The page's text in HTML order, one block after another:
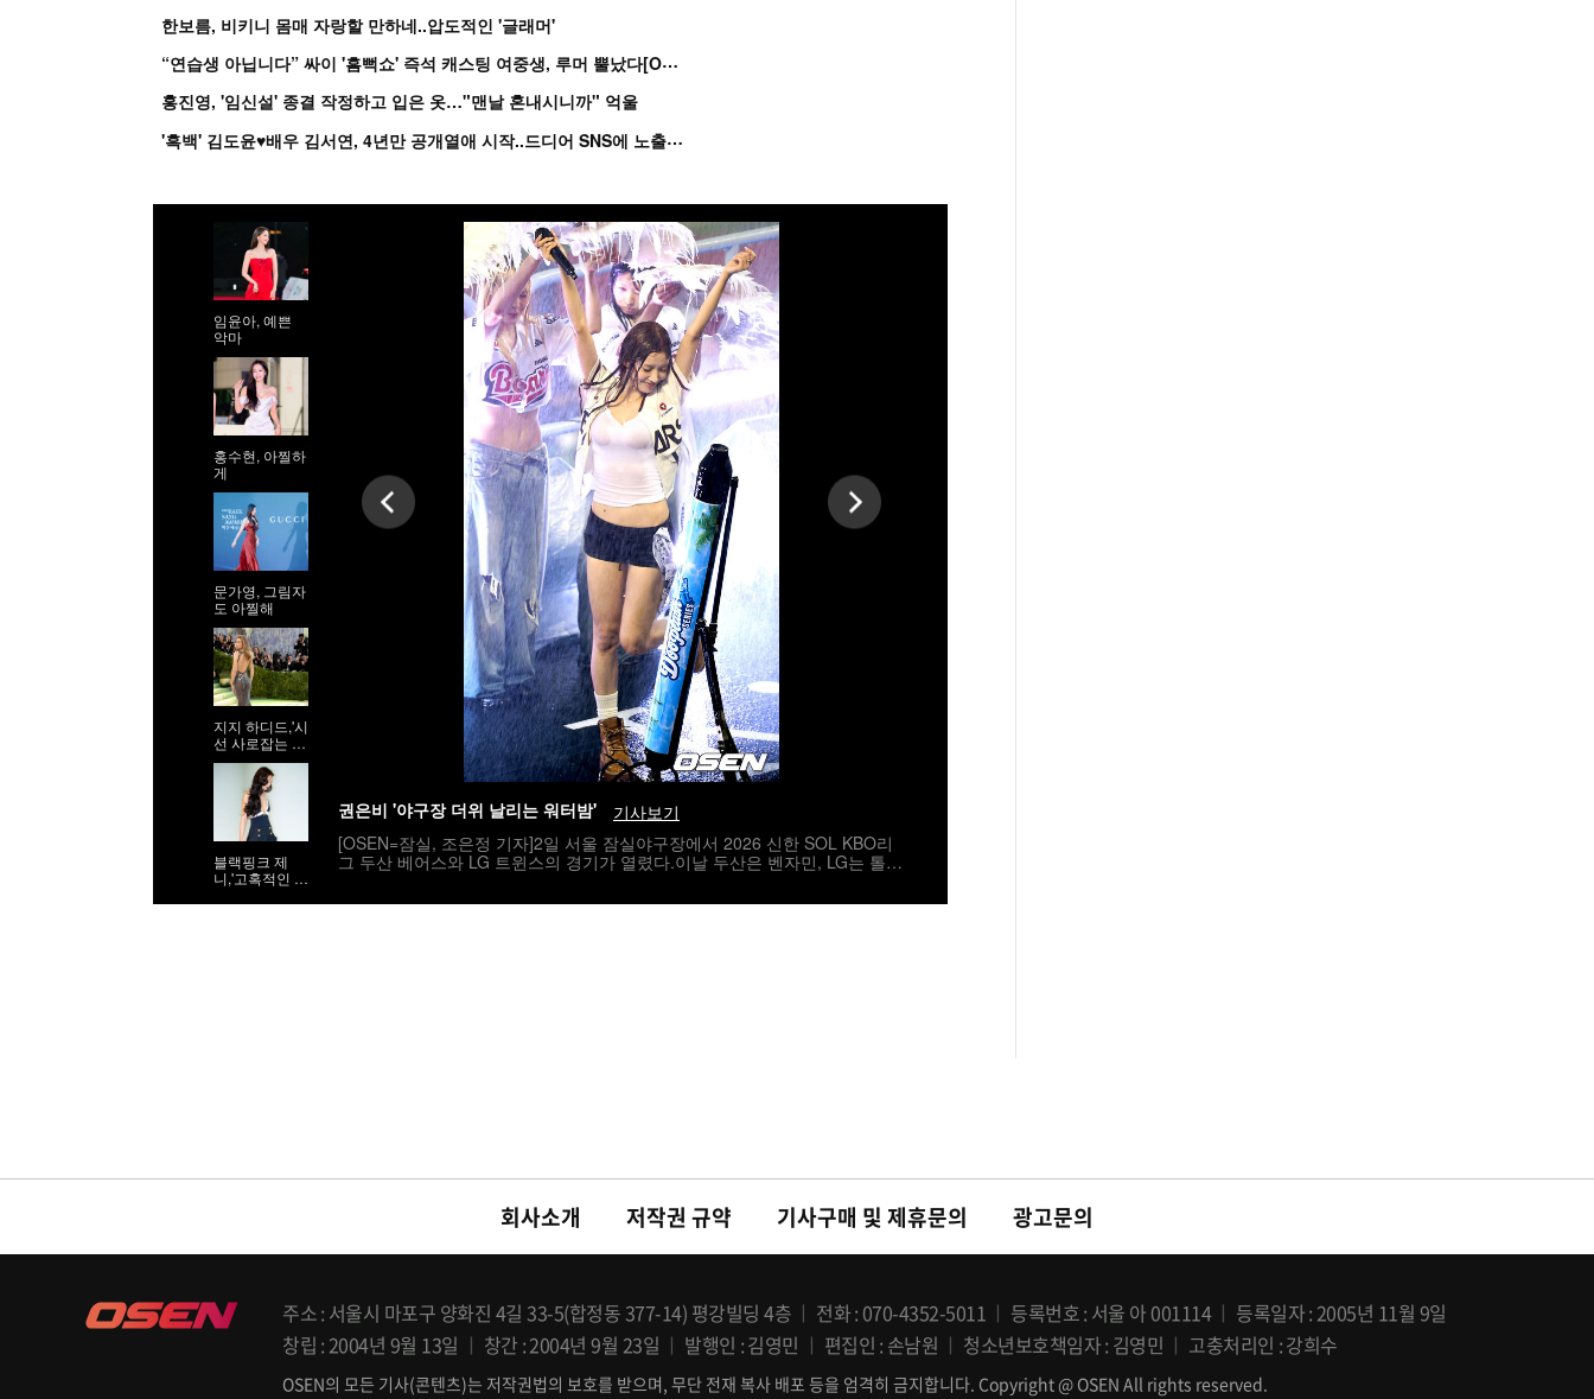
한보름, 비키니 몸매 자랑할 만하네..압도적인 '글래머'
“
연습생 아닙니다” 싸이 '흠뻑쇼' 즉석 캐스팅 여중생, 루머 뿔났다[Oh!쎈 이...
홍진영, '임신설' 종결 작정하고 입은 옷…"맨날 혼내시니까" 억울
'
흑백' 김도윤♥배우 김서연, 4년만 공개열애 시작..드디어 SNS에 노출 [핫피...
임윤아, 예쁜
악마
홍수현, 아찔하
게
문가영, 그림자
도 아찔해
지지 하디드,'시
선 사로잡는 9
등신 시스루 자
블랙핑크 제
니,'고혹적인 워
권은비 '야구장 더위 날리는 워터밤'
기사보기
[OSEN=잠실, 조은정 기자]2일 서울 잠실야구장에서 2026 신한 SOL KBO리
그 두산 베어스와 LG 트윈스의 경기가 열렸다.이날 두산은 벤자민, LG는 톨허
02 /cej@osen.co.kr
회사소개 저작권 규약 기사구매 및 제휴문의 광고문의
주소 서울시 마포구 양화진 4길 33-5(합정동 377-14) 평강빌딩 4층 전화 070-4352-5011 등록번호 서울 아 001114 등록일자 2005년 11월 9일
창립 2004년 9월 13일 창간 2004년 9월 23일 발행인 김영민 편집인 손남원 청소년보호책임자 김영민 고충처리인 강희수
OSEN의 모든 기사(콘텐츠)는 저작권법의 보호를 받으며, 무단 전재 복사 배포 등을 엄격히 금지합니다. Copyright @ OSEN All rights reserved.